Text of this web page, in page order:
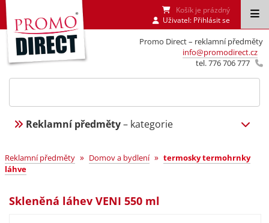
Promo Direct – reklamní předměty
info@promodirect.cz
tel. 776 706 777
Košík je prázdný
Uživatel: Přihlásit se
Reklamní předměty– kategorie
Reklamní předměty » Domov a bydlení» termosky termohrnky
láhve
Skleněná láhev VENI 550 ml